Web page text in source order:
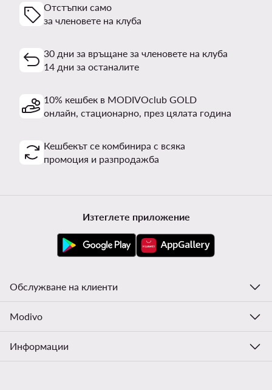
Отстъпки само
за членовете на клуба
30 дни за връщане за членовете на клуба
14 дни за останалите
10% кешбек в MODIVOclub GOLD
онлайн, стационарно, през цялата година
Кешбекът се комбинира с всяка
промоция и разпродажба
Изтеглете приложение
Обслужване на клиенти
Modivo
Информации